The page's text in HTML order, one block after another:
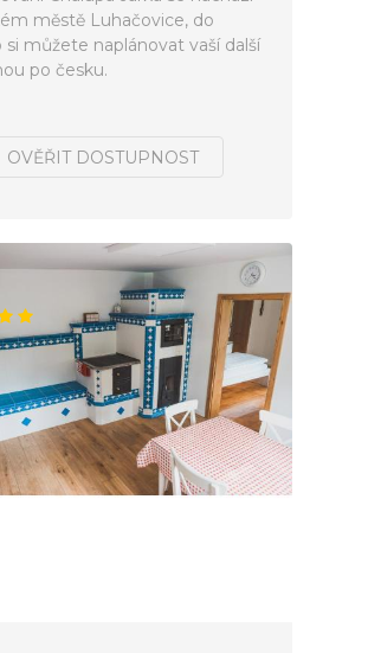
městě Luhačovice, do
si můžete naplánovat vaší další
po česku.
OVĚŘIT DOSTUPNOST